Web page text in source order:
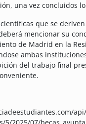
una vez concluidos
que se
mencionar su
de Madrid en la
ambas
del trabajo final